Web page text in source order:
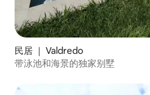
民居 ｜ Valdredo
带泳池和海景的独家别墅